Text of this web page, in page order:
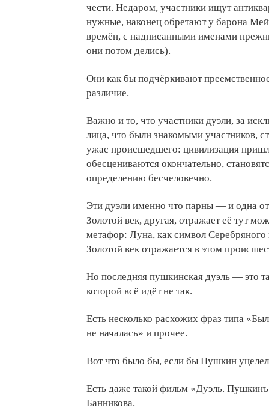
чести. Недаром, участники ищут
нужные, наконец обретают у барона
времён, с надписанными именами
они потом делись).
Они как бы подчёркивают
различие.
Важно и то, что участники дуэли, за
лица, что были знакомыми участников,
ужас происшедшего: цивилизация
обесцениваются окончательно,
определению бесчеловечно.
Эти дуэли именно что парны — и одна
Золотой век, другая, отражает её тут
метафор: Луна, как символ Серебряного
Золотой век отражается в этом
Но последняя пушкинская дуэль — это
которой всё идёт не так.
Есть несколько расхожих фраз типа
не началась» и прочее.
Вот что было бы, если бы Пушкин
Есть даже такой фильм «Дуэль.
Банникова.